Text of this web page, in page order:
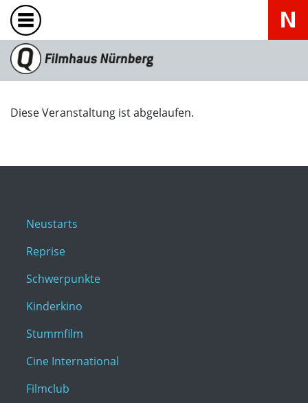
Diese Veranstaltung ist abgelaufen.
Neustarts
Reprise
Schwerpunkte
Kinderkino
Stummfilm
Cine International
Filmclub